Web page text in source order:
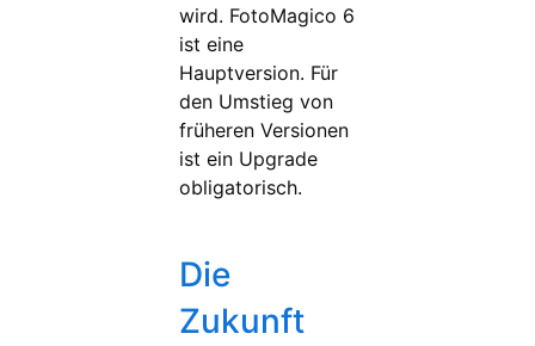
wird. FotoMagico 6
ist eine
Hauptversion. Für
den Umstieg von
früheren Versionen
ist ein Upgrade
obligatorisch.
Die
Zukunft